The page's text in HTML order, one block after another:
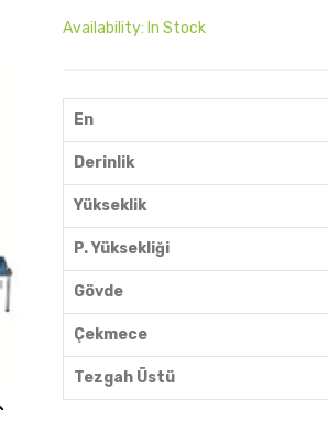
Availability: In Stock
En
Derinlik
Yükseklik
P. Yüksekliği
Gövde
Çekmece
Tezgah Üstü